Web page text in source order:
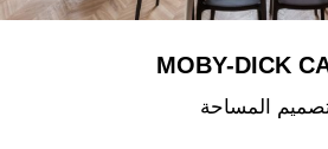
MOBY-DICK
المساحة